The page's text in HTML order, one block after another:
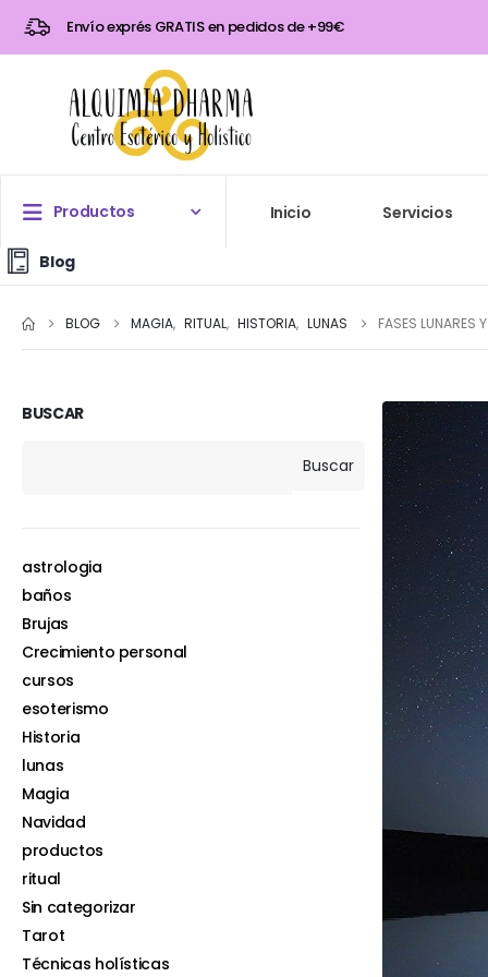
Envío exprés GRATIS en pedidos de +99€
Productos Inicio Servicios
Blog
BLOG MAGIA, RITUAL, HISTORIA, LUNAS FASES LUNARES
BUSCAR
Buscar
astrologia
baños
Brujas
Crecimiento personal
cursos
esoterismo
Historia
lunas
Magia
Navidad
productos
ritual
Sin categorizar
Tarot
Técnicas holísticas